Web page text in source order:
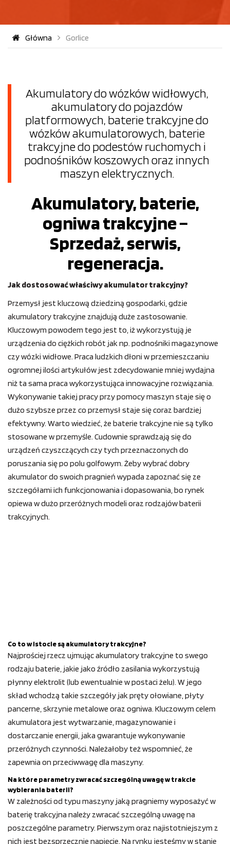
Główna Gorlice
Akumulatory do wózków widłowych,
akumulatory do pojazdów
platformowych, baterie trakcyjne do
wózków akumulatorowych, baterie
trakcyjne do podestów ruchomych i
podnośników koszowych oraz innych
maszyn elektrycznych.
Akumulatory, baterie,
ogniwa trakcyjne –
Sprzedaż, serwis,
regeneracja.
Jak dostosować właściwy akumulator trakcyjny?
Przemysł jest kluczową dziedziną gospodarki, gdzie
akumulatory trakcyjne znajdują duże zastosowanie.
Kluczowym powodem tego jest to, iż wykorzystują je
urządzenia do ciężkich robót jak np. podnośniki magazynowe
czy wózki widłowe. Praca ludzkich dłoni w przemieszczaniu
ogromnej ilości artykułów jest zdecydowanie mniej wydajna
niż ta sama praca wykorzystująca innowacyjne rozwiązania.
Wykonywanie takiej pracy przy pomocy maszyn staje się o
dużo szybsze przez co przemysł staje się coraz bardziej
efektywny. Warto wiedzieć, że baterie trakcyjne nie są tylko
stosowane w przemyśle. Cudownie sprawdzają się do
urządzeń czyszczących czy tych przeznaczonych do
poruszania się po polu golfowym. Żeby wybrać dobry
akumulator do swoich pragnień wypada zapoznać się ze
szczegółami ich funkcjonowania i dopasowania, bo rynek
opiewa w dużo przeróżnych modeli oraz rodzajów baterii
trakcyjnych.
Co to w istocie są akumulatory trakcyjne?
Najprościej rzecz ujmując akumulatory trakcyjne to swego
rodzaju baterie, jakie jako źródło zasilania wykorzystują
płynny elektrolit (lub ewentualnie w postaci żelu). W jego
skład wchodzą takie szczegóły jak pręty ołowiane, płyty
pancerne, skrzynie metalowe oraz ogniwa. Kluczowym celem
akumulatora jest wytwarzanie, magazynowanie i
dostarczanie energii, jaka gwarantuje wykonywanie
przeróżnych czynności. Należałoby też wspomnieć, że
zapewnia on przeciwwagę dla maszyny.
Na które parametry zwracać szczególną uwagę w trakcie
wybierania baterii?
W zależności od typu maszyny jaką pragniemy wyposażyć w
baterię trakcyjna należy zwracać szczególną uwagę na
poszczególne parametry. Pierwszym oraz najistotniejszym z
nich jest bezsprzecznie napięcie. Na rynku jesteśmy w stanie